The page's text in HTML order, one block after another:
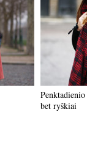
bet ryškiai